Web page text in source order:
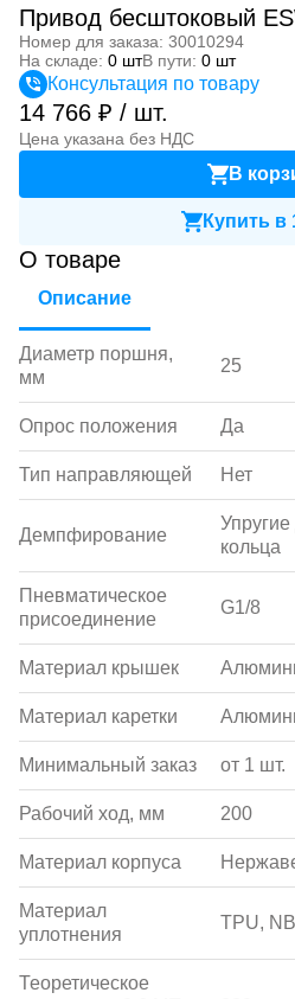
Привод бесштоковый
Номер для заказа: 30010294
На складе: 0 штВ пути: 0 шт
Консультация по товару
14 766 ₽ / шт.
Цена указана без НДС
В
Купить в
О товаре
Описание
Диаметр поршня,
мм
25
Опрос положения Да
Тип направляющей Нет
Демпфирование
кольца
Пневматическое
присоединение
G1/8
Материал крышек
Материал каретки
Минимальный заказ от 1 шт.
Рабочий ход, мм 200
Материал корпуса
Материал
уплотнения
TPU,
Теоретическое